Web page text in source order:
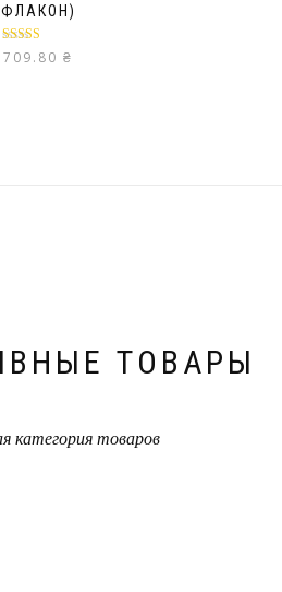
ФЛАКОН)
Оценка 5.00
из 5
709.80 ₴
ТОВАРЫ
категория товаров